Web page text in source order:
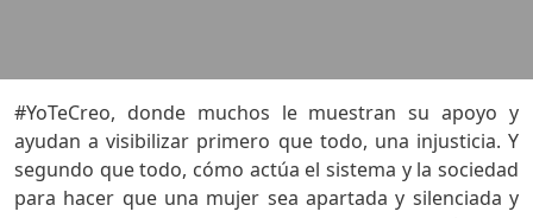
#YoTeCreo, donde muchos le muestran su apoyo y
ayudan a visibilizar primero que todo, una injusticia. Y
segundo que todo, cómo actúa el sistema y la sociedad
para hacer que una mujer sea apartada y silenciada y